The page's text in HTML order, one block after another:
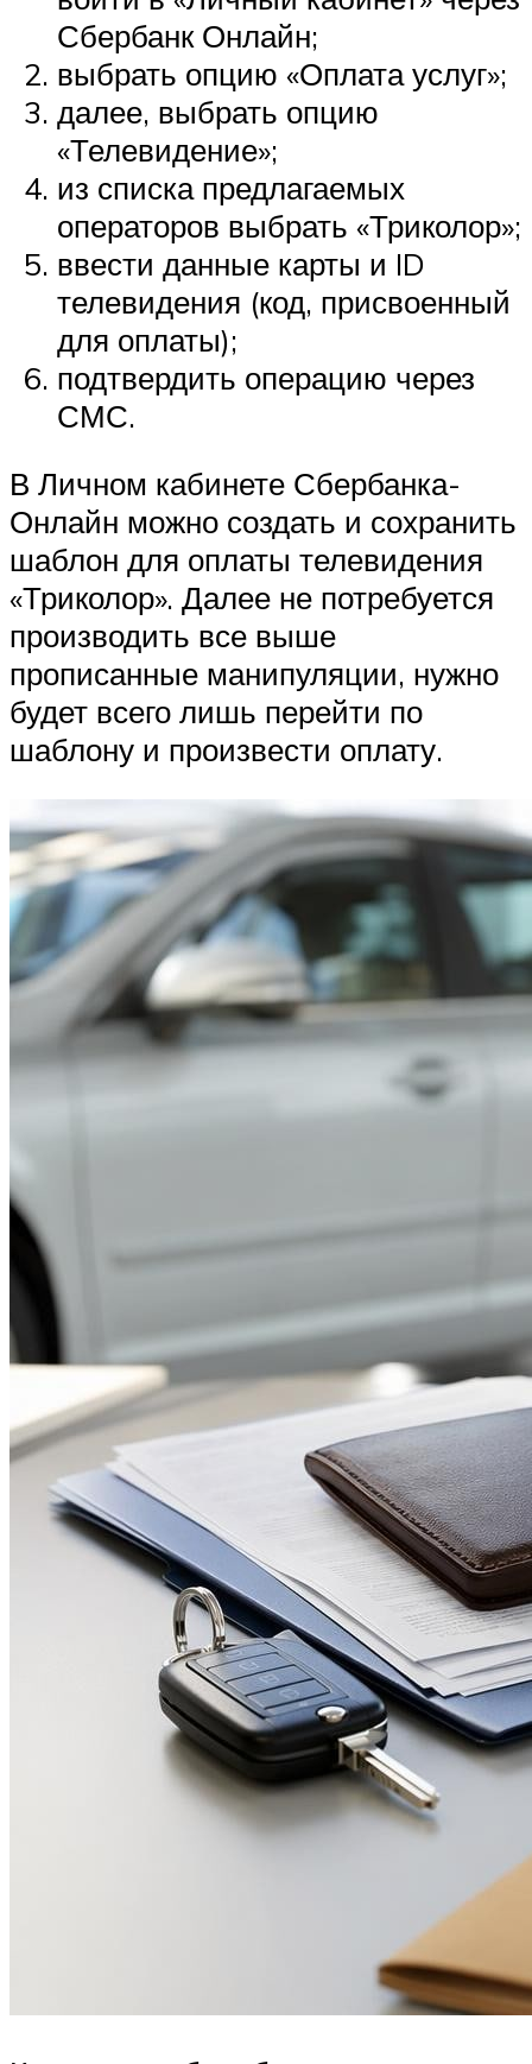
Сбербанк Онлайн;
выбрать опцию «Оплата услуг»;
далее, выбрать опцию
«Телевидение»;
из списка предлагаемых
операторов выбрать «Триколор»;
ввести данные карты и ID
телевидения (код, присвоенный
для оплаты);
подтвердить операцию через
СМС.
В Личном кабинете Сбербанка-
Онлайн можно создать и сохранить
шаблон для оплаты телевидения
«Триколор». Далее не потребуется
производить все выше
прописанные манипуляции, нужно
будет всего лишь перейти по
шаблону и произвести оплату.